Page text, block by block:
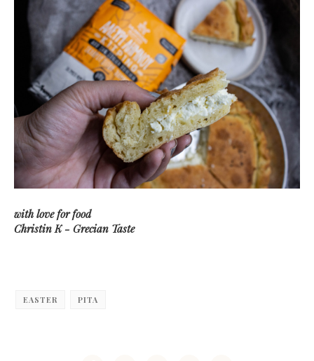
with love for food
Christin K - Grecian Taste
EASTER PITA